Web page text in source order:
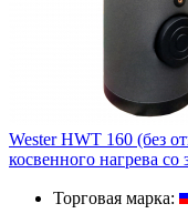
Wester HWT 160 (без
косвенного нагрева
Торговая марка: